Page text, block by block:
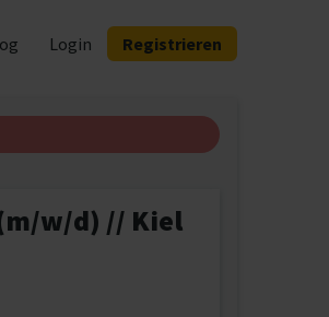
Login Registrieren
w/d) // Kiel